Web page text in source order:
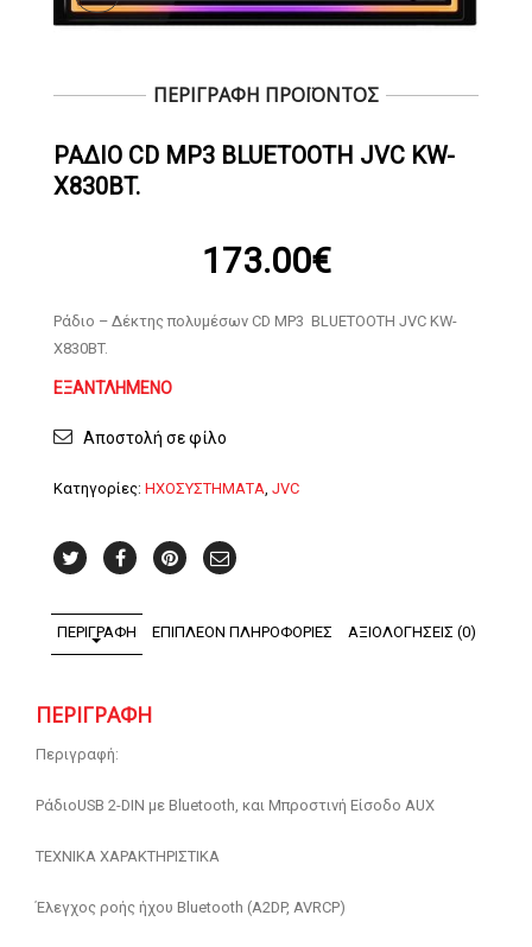
ΠΕΡΙΓΡΑΦΗ ΠΡΟΪΟΝΤΟΣ
ΡΆΔΙΟ CD MP3 BLUETOOTH JVC KW-
X830BT.
173.00€
Ράδιο – Δέκτης πολυμέσων CD MP3 BLUETOOTH JVC KW-
X830BT.
ΕΞΑΝΤΛΗΜΈΝΟ
Αποστολή σε φίλο
Κατηγορίες: ΗΧΟΣΥΣΤΗΜΑΤΑ JVC
ΠΕΡΙΓΡΑΦΉ ΕΠΙΠΛΈΟΝ ΠΛΗΡΟΦΟΡΊΕΣ ΑΞΙΟΛΟΓΉΣΕΙΣ (0)
ΠΕΡΙΓΡΑΦΉ
Περιγραφή:
ΡάδιοUSB 2-DIN με Bluetooth, και Μπροστινή Είσοδο AUX
TEΧΝΙΚΑ ΧΑΡΑΚΤΗΡΙΣΤΙΚΑ
Έλεγχος ροής ήχου Bluetooth (A2DP, AVRCP)